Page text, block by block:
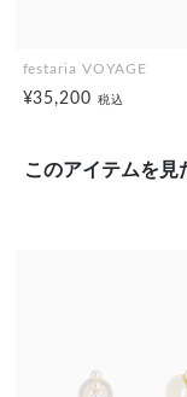
festaria VOYAGE
¥35,200税込
このアイテムを見